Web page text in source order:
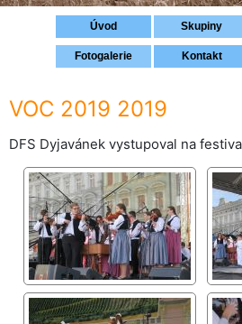
Úvod Skupiny
Fotogalerie Kontakt
VOC 2019 2019
DFS Dyjavánek vystupoval na